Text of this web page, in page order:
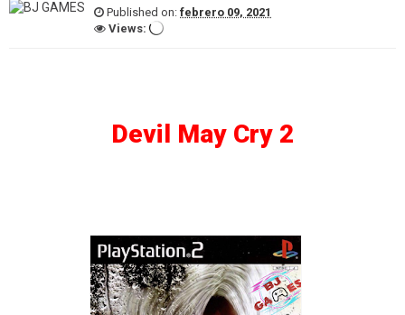
Published on: febrero 09, 2021
Views:
Devil May Cry 2